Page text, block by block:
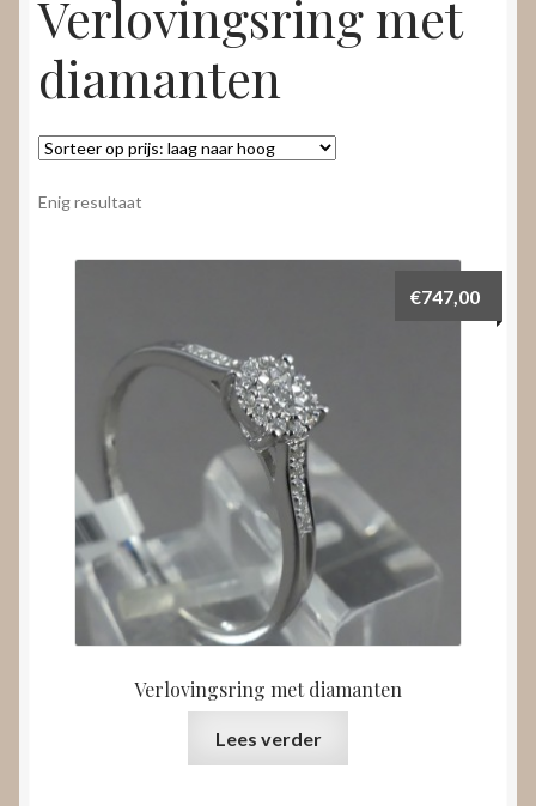
Contact
Nieuws
Video’s
Verlovingsring met
diamanten
Enig resultaat
Verlovingsring met diamanten
€747,00
Lees verder